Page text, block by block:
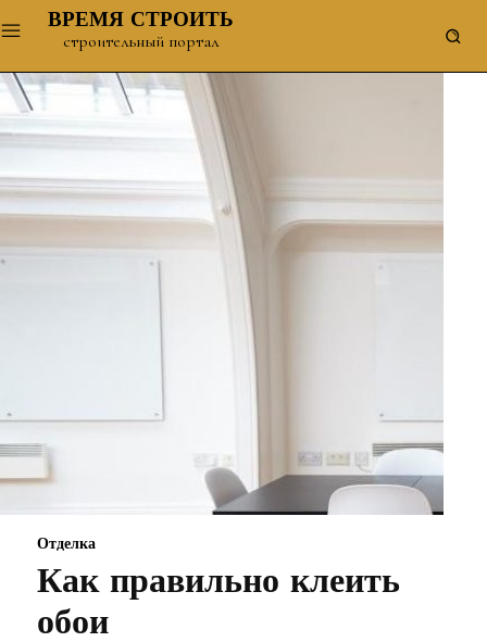
ВРЕМЯ СТРОИТЬ
строительный портал
Отделка
Как правильно клеить
обои